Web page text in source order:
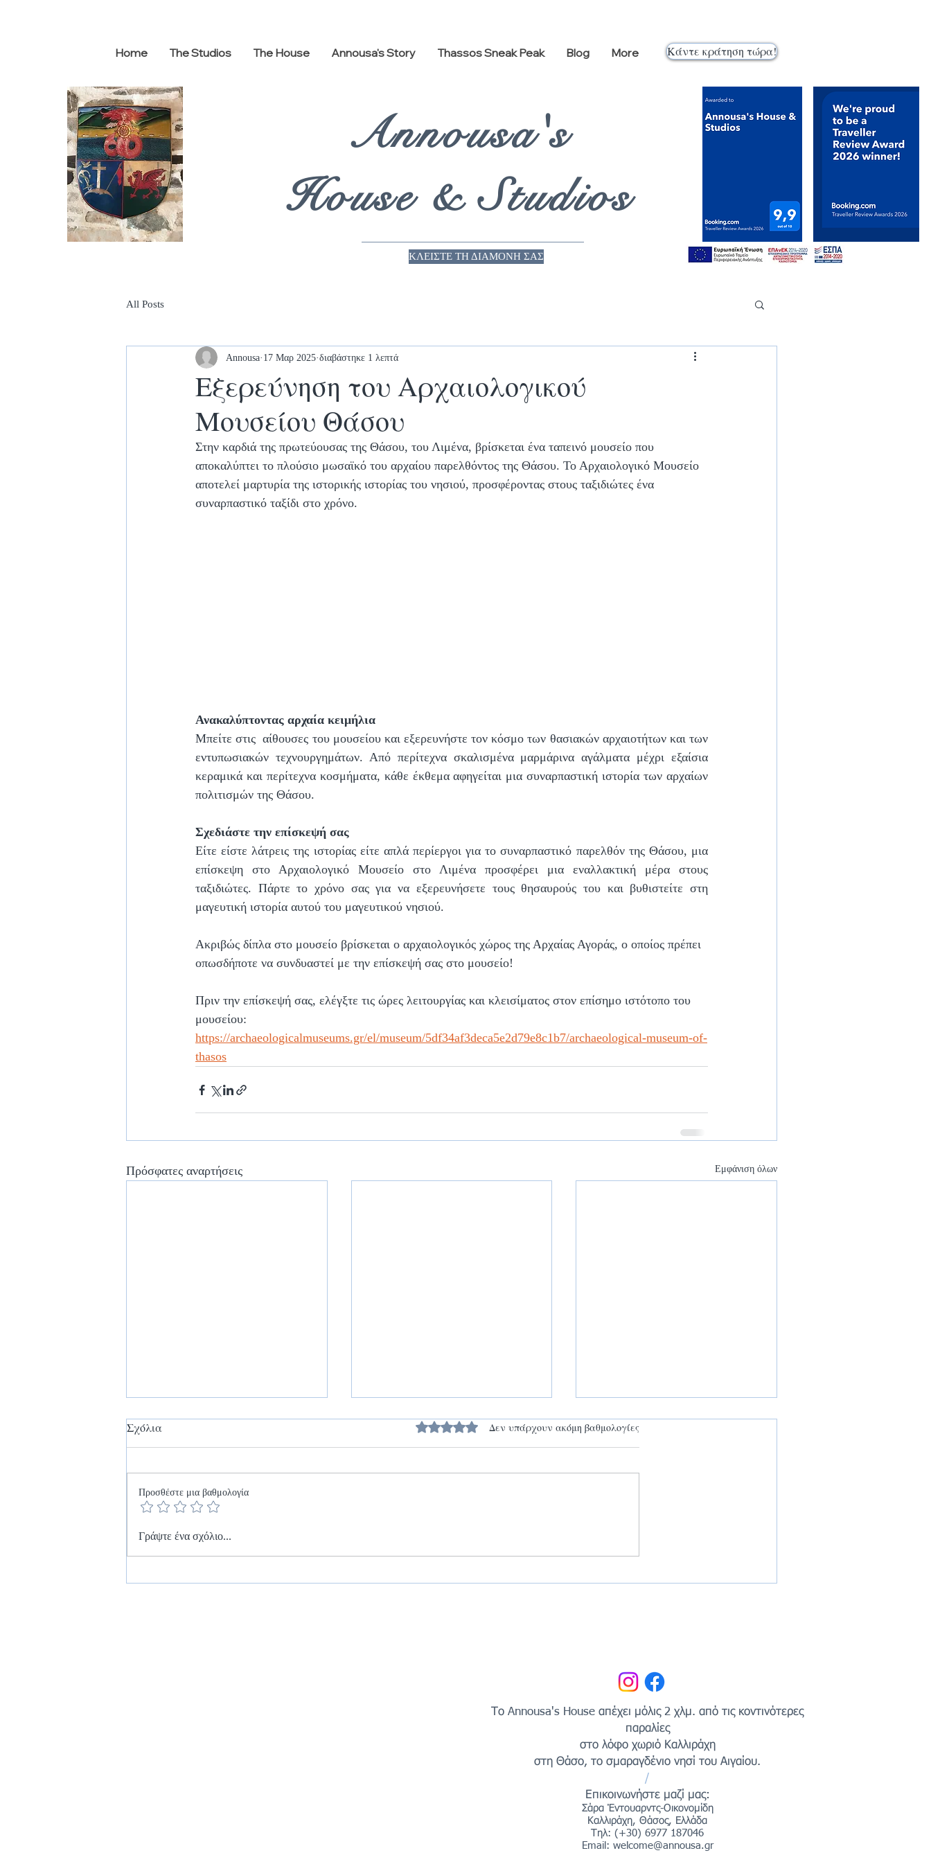
Home The Studios The House Annousa's Story Thassos Sneak Peak Blog More Κάντε κράτηση τώρα!
Annousa's
House & Studios
ΚΛΕΙΣΤΕ ΤΗ ΔΙΑΜΟΝΗ ΣΑΣ
All Posts
Εξερεύνηση του Αρχαιολογικού
Μουσείου Θάσου
Annousa 17 Μαρ 2025 διαβάστηκε 1 λεπτά
Στην καρδιά της πρωτεύουσας της Θάσου, του Λιμένα, βρίσκεται ένα ταπεινό μουσείο που
αποκαλύπτει το πλούσιο μωσαϊκό του αρχαίου παρελθόντος της Θάσου. Το Αρχαιολογικό Μουσείο
αποτελεί μαρτυρία της ιστορικής ιστορίας του νησιού, προσφέροντας στους ταξιδιώτες ένα
συναρπαστικό ταξίδι στο χρόνο.
Ανακαλύπτοντας αρχαία κειμήλια
Μπείτε στις  αίθουσες του μουσείου και εξερευνήστε τον κόσμο των θασιακών αρχαιοτήτων και των
εντυπωσιακών τεχνουργημάτων. Από περίτεχνα σκαλισμένα μαρμάρινα αγάλματα μέχρι εξαίσια
κεραμικά και περίτεχνα κοσμήματα, κάθε έκθεμα αφηγείται μια συναρπαστική ιστορία των αρχαίων
πολιτισμών της Θάσου.
Σχεδιάστε την επίσκεψή σας
Είτε είστε λάτρεις της ιστορίας είτε απλά περίεργοι για το συναρπαστικό παρελθόν της Θάσου, μια
επίσκεψη στο Αρχαιολογικό Μουσείο στο Λιμένα προσφέρει μια εναλλακτική μέρα στους
ταξιδιώτες. Πάρτε το χρόνο σας για να εξερευνήσετε τους θησαυρούς του και βυθιστείτε στη
μαγευτική ιστορία αυτού του μαγευτικού νησιού.
Ακριβώς δίπλα στο μουσείο βρίσκεται ο αρχαιολογικός χώρος της Αρχαίας Αγοράς, ο οποίος πρέπει
οπωσδήποτε να συνδυαστεί με την επίσκεψή σας στο μουσείο!
Πριν την επίσκεψή σας, ελέγξτε τις ώρες λειτουργίας και κλεισίματος στον επίσημο ιστότοπο του
μουσείου:
https://archaeologicalmuseums.gr/el/museum/5df34af3deca5e2d79e8c1b7/archaeological-museum-of-
thasos
Πρόσφατες αναρτήσεις Εμφάνιση όλων
Εξερευνήστε τη Θάσο με τα
& Studios 🌿
Σχόλια Βαθμολογήθηκε με 0 από 5 αστέρια.
Δεν υπάρχουν ακόμη βαθμολογίες
Προσθέστε μια βαθμολογία
Γράψτε ένα σχόλιο...
Το Annousa's House απέχει μόλις 2 χλμ. από τις κοντινότερες
παραλίες
στο λόφο χωριό Καλλιράχη
στη Θάσο, το σμαραγδένιο νησί του Αιγαίου.
/
Επικοινωνήστε μαζί μας:
Σάρα Έντουαρντς-Οικονομίδη
Καλλιράχη, Θάσος, Ελλάδα
Τηλ: (+30) 6977 187046
Email: welcome@annousa.gr